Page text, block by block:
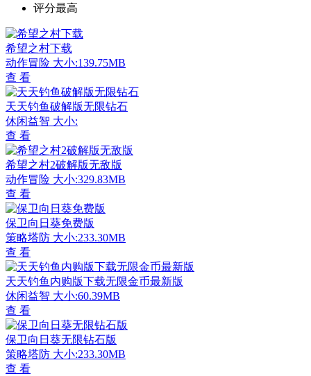
评分最高
希望之村下载
动作冒险 大小:139.75MB
查 看
天天钓鱼破解版无限钻石
休闲益智 大小:
查 看
希望之村2破解版无敌版
动作冒险 大小:329.83MB
查 看
保卫向日葵免费版
策略塔防 大小:233.30MB
查 看
天天钓鱼内购版下载无限金币最新版
休闲益智 大小:60.39MB
查 看
保卫向日葵无限钻石版
策略塔防 大小:233.30MB
查 看